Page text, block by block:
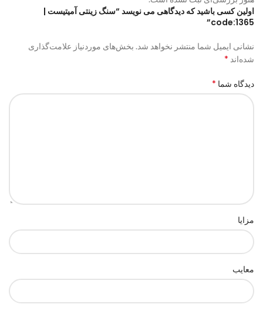
اولین کسی باشید که دیدگاهی می نویسد “سنگ زینتی آمیتیست |
code:1365”
نشانی ایمیل شما منتشر نخواهد شد. بخش‌های موردنیاز علامت‌گذاری
شده‌اند *
دیدگاه شما *
مزایا
معایب